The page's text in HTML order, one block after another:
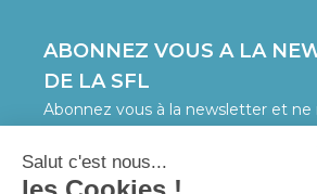
ABONNEZ VOUS A LA
DE LA SFL
Abonnez vous à la newsletter et ne